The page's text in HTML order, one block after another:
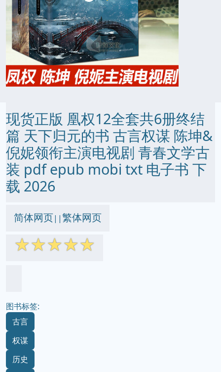
现货正版 凰权12全套共6册终结
篇 天下归元的书 古言权谋 陈坤&
倪妮领衔主演电视剧 青春文学古
装 pdf epub mobi txt 电子书 下
载 2026
简体网页||繁体网页
☆☆☆☆☆
图书标签:
古言
权谋
历史